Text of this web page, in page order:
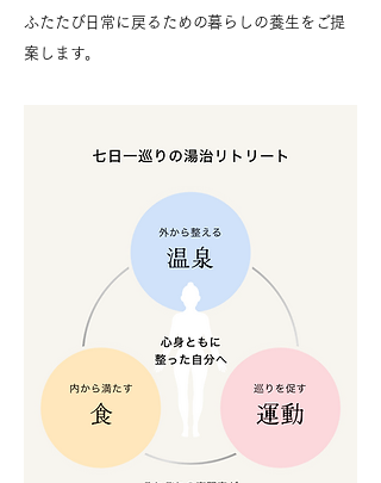
ふたたび日常に戻るための暮らしの養生をご提
案します。